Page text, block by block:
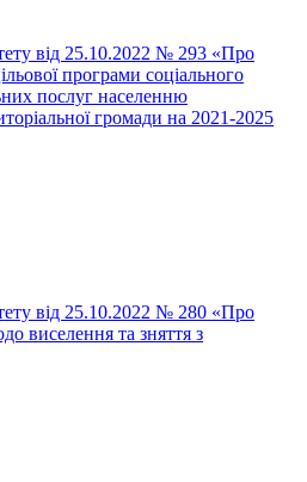
від 25.10.2022 № 293 «Про
програми соціального
послуг населенню
громади на 2021-2025
від 25.10.2022 № 280 «Про
виселення та зняття з